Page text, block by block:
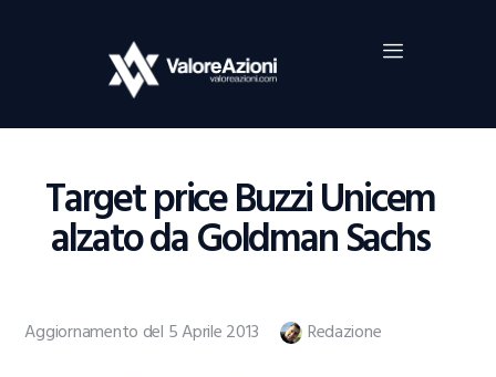
Target price Buzzi Unicem
alzato da Goldman Sachs
Home
Investimenti
Borsa
Guide Al Trading
Criptovalute
Aggiornamento del 5 Aprile 2013 Redazione